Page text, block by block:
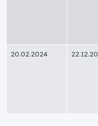
20.02.2024